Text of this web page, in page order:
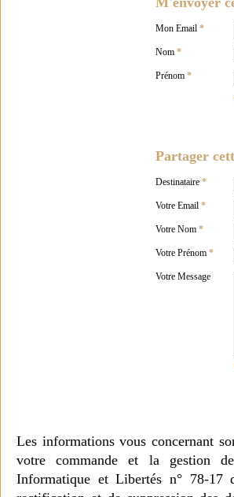
Mon Email *
Nom *
Prénom *
Partager
Destinataire *
Votre Email *
Votre Nom *
Votre Prénom *
Votre Message
Les informations vous concernant
votre commande et la gestion
Informatique et Libertés n° 78-17